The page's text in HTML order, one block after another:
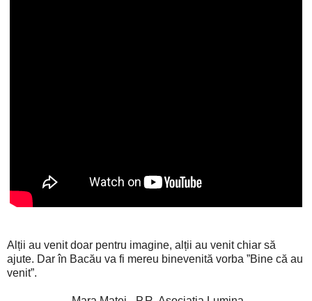
Alții au venit doar pentru imagine, alții au venit chiar să
ajute. Dar în Bacău va fi mereu binevenită vorba ”Bine că au
venit”.